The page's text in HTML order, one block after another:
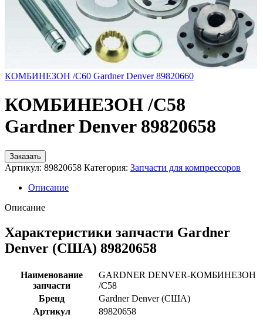
КОМБИНЕЗОН /C60 Gardner Denver 89820660
КОМБИНЕЗОН /C58
Gardner Denver 89820658
Заказать
Артикул: 89820658 Категория: Запчасти для компрессоров
Описание
Описание
Характеристики запчасти Gardner
Denver (США) 89820658
Наименование
запчасти
GARDNER DENVER-КОМБИНЕЗОН
/C58
Бренд
Gardner Denver (США)
Артикул
89820658